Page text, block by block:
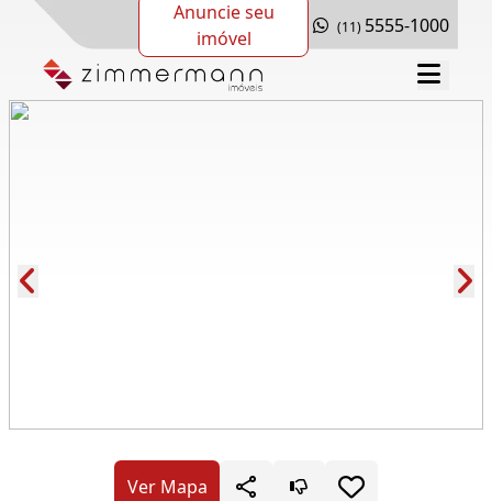
Anuncie seu
imóvel
(11) 5555-1000
Ver Mapa